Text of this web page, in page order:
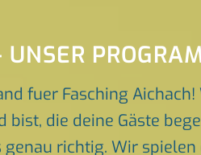
fuer Fasching
bist, die deine Gäste
richtig. Wir spielen